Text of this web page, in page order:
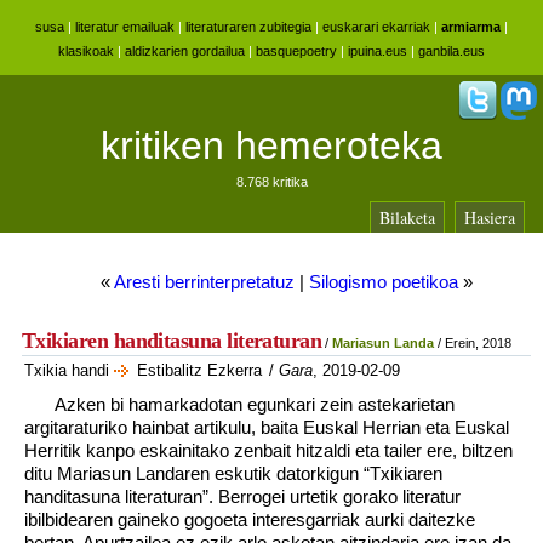
susa | literatur emailuak | literaturaren zubitegia | euskarari ekarriak | armiarma |
klasikoak | aldizkarien gordailua | basquepoetry | ipuina.eus | ganbila.eus
kritiken hemeroteka
8.768 kritika
Bilaketa Hasiera
«Aresti berrinterpretatuz | Silogismo poetikoa »
Txikiaren handitasuna literaturan/ Mariasun Landa/ Erein, 2018
Txikia handi Estibalitz Ezkerra / Gara, 2019-02-09
Azken bi hamarkadotan egunkari zein astekarietan
argitaraturiko hainbat artikulu, baita Euskal Herrian eta Euskal
Herritik kanpo eskainitako zenbait hitzaldi eta tailer ere, biltzen
ditu Mariasun Landaren eskutik datorkigun “Txikiaren
handitasuna literaturan”. Berrogei urtetik gorako literatur
ibilbidearen gaineko gogoeta interesgarriak aurki daitezke